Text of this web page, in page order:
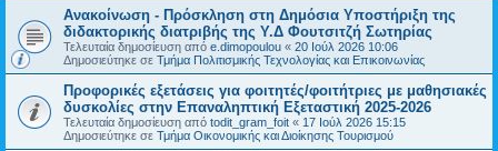
Ανακοίνωση - Πρόσκληση στη Δημόσια Υποστήριξη της
διδακτορικής διατριβής της Υ.Δ Φουτσιτζή Σωτηρίας
Τελευταία δημοσίευση από e.dimopoulou « 20 Ιούλ 2026 10:06
Δημοσιεύτηκε σε Τμήμα Πολιτισμικής Τεχνολογίας και Επικοινωνίας
Προφορικές εξετάσεις για φοιτητές/φοιτήτριες με μαθησιακές
δυσκολίες στην Επαναληπτική Εξεταστική 2025-2026
Τελευταία δημοσίευση από todit_gram_foit « 17 Ιούλ 2026 15:15
Δημοσιεύτηκε σε Τμήμα Οικονομικής και Διοίκησης Τουρισμού